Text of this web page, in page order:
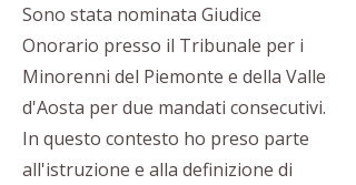
Sono stata nominata Giudice
Onorario presso il Tribunale per i
Minorenni del Piemonte e della Valle
d'Aosta per due mandati consecutivi.
In questo contesto ho preso parte
all'istruzione e alla definizione di